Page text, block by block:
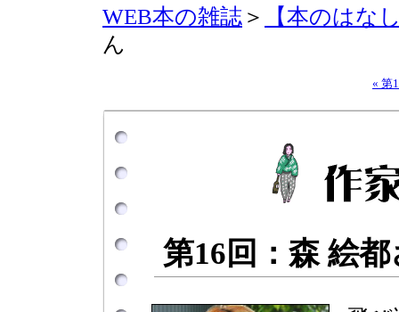
WEB本の雑誌 ＞
【本のはな
ん
« 第
第16回：森 絵